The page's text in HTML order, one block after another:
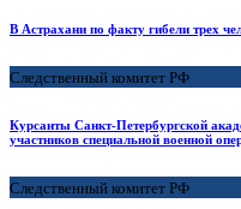
В Астрахани по факту гибели трех
Следственный комитет РФ
Курсанты Санкт-Петербургской
участников специальной военной
Следственный комитет РФ